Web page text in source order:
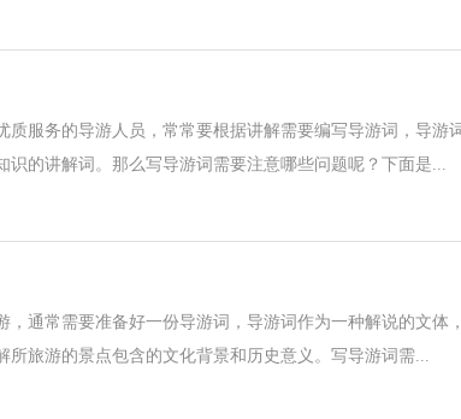
质服务的导游人员，常常要根据讲解需要编写导游词，导游
识的讲解词。那么写导游词需要注意哪些问题呢？下面是...
，通常需要准备好一份导游词，导游词作为一种解说的文体
所旅游的景点包含的文化背景和历史意义。写导游词需...